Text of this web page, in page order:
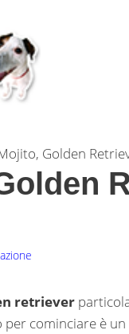
Golden
retriever
per cominciare è